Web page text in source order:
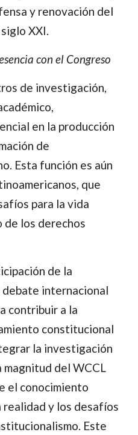
y renovación del
XXI.
con el Congreso
de investigación,
en la producción
de
Esta función es aún
que
para la vida
de los derechos
de la
debate internacional
contribuir a la
constitucional
la investigación
magnitud del WCCL
el conocimiento
y los desafíos
Este